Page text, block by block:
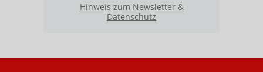
Hinweis zum Newsletter &
Datenschutz